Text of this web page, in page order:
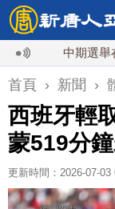
中期選舉在即
首頁 › 新聞 ›
西班牙輕
蒙519分
更新時間：2026-07-03